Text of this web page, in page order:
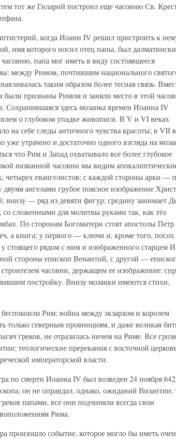
тот же Гиларий построил еще часовню Св.
когда Иоанн IV решил пристроить к
имя которого носил отец папы, был
папа мог иметь в виду состоявшееся
между Римом, почтившим национального
таким образом более тесная связь.
признаны Римом и заняли место в этой
Сохранившаяся здесь мозаика времен Иоанна IV
о глубоком упадке живописи. В V и VI веках
на себе следы античного чувства красоты; в VII
утрачено и достаточно одного взгляда на
что Рим и Запад охватывало все более глубокое
названной часовни мы видим
четырех евангелистов; с каждой стороны арки —
ангелами грубое поясное изображение
внизу — ряд из девяти фигур; средину занимает
сложенными для молитвы руками так, как это
По сторонам Богоматери стоят апостолы Петр
а книга; у первого — ключи и, кроме того, посох
стоящего рядом с ним и изображенного старцем
стороны епископ Венантий, с другой —
часовни, держащим ее изображение;
постройку. Внизу мозаики имеются стихи,
Рим; война между экзархом и королем
только северным провинциям, и даже великая
греков, не отразилась ничем на Риме. Все
теологические пререкания с восточной
императорской власти.
по смерти Иоанна IV был возведен 24 ноября
он не оправдал, однако, ожиданий Византии;
папами, все они подчиняли всегда свои
Рима.
произошло событие, которое могло бы иметь